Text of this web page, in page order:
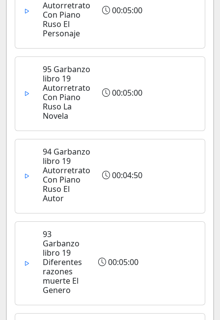
Autorretrato
Con Piano
Ruso El
Personaje
00:05:00
95 Garbanzo
libro 19
Autorretrato
Con Piano
Ruso La
Novela
00:05:00
94 Garbanzo
libro 19
Autorretrato
Con Piano
Ruso El
Autor
00:04:50
93
Garbanzo
libro 19
Diferentes
razones
muerte El
Genero
00:05:00